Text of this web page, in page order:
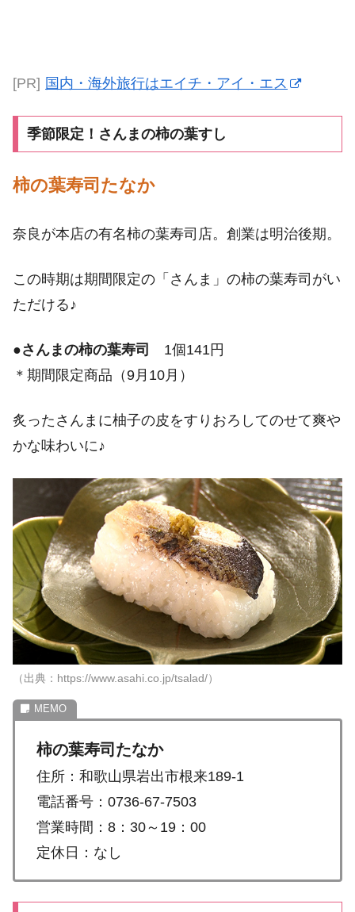
[PR] 国内・海外旅行はエイチ・アイ・エス
季節限定！さんまの柿の葉すし
柿の葉寿司たなか
奈良が本店の有名柿の葉寿司店。創業は明治後期。
この時期は期間限定の「さんま」の柿の葉寿司がい
ただける♪
●さんまの柿の葉寿司
1個141円
＊期間限定商品（9月10月）
炙ったさんまに柚子の皮をすりおろしてのせて爽や
かな味わいに♪
（出典：https://www.asahi.co.jp/tsalad/）
柿の葉寿司たなか
住所：和歌山県岩出市根来189-1
電話番号：0736-67-7503
営業時間：8：30～19：00
定休日：なし